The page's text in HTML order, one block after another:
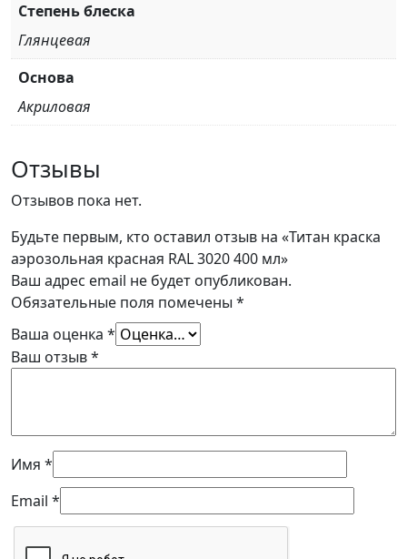
Степень блеска
Глянцевая
Основа
Акриловая
Отзывы
Отзывов пока нет.
Будьте первым, кто оставил отзыв на «Титан краска
аэрозольная красная RAL 3020 400 мл»
Ваш адрес email не будет опубликован.
Обязательные поля помечены *
Ваша оценка *
Ваш отзыв*
Имя *
Email *